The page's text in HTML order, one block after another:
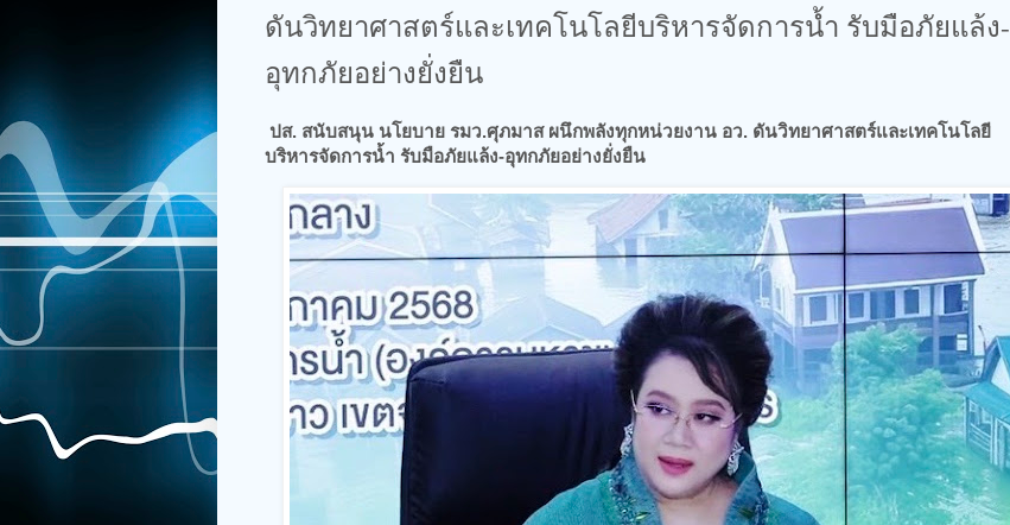
ดันวิทยาศาสตร์และเทคโนโลยีบริหารจัดการน้ำ รับมือภัยแล้ง-
อุทกภัยอย่างยั่งยืน
ปส. สนับสนุน นโยบาย รมว.ศุภมาส ผนึกพลังทุกหน่วยงาน อว. ดันวิทยาศาสตร์และเทคโนโลยี
บริหารจัดการน้ำ รับมือภัยแล้ง-อุทกภัยอย่างยั่งยืน